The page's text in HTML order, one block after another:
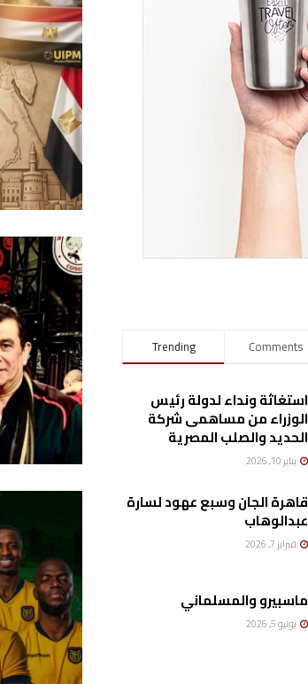
Trending Comments
استغاثة ونداء لدولة رئيس
الوزراء من مساهمى شركة
الحديد والصلب المصرية
يناير 10, 2026
قاهرة الجان وسبع عهود لسارة
عبدالوهاب
فبراير 7, 2026
ماسبيرو والمسلماني
يونيو 5, 2026